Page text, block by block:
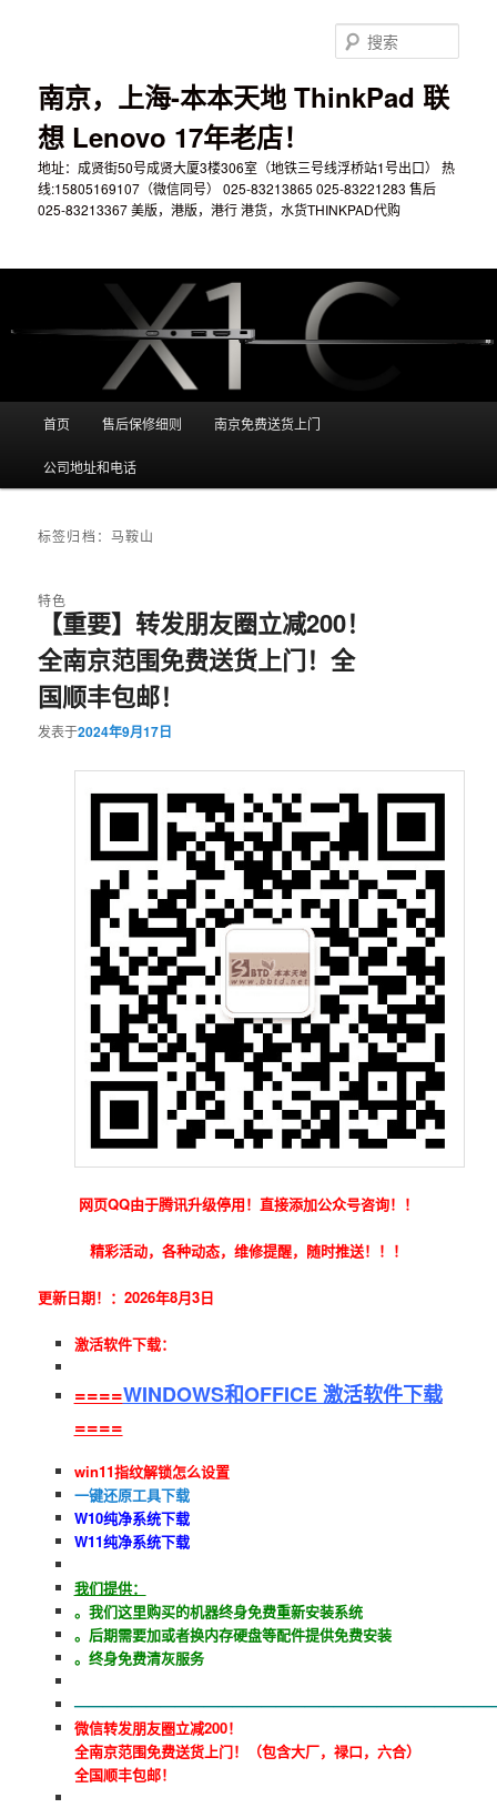
南京，上海-本本天地 ThinkPad 联
想 Lenovo 17年老店！
地址：成贤街50号成贤大厦3楼306室（地铁三号线浮桥站1号出口） 热
线:15805169107（微信同号） 025-83213865 025-83221283 售后
025-83213367 美版，港版，港行 港货，水货THINKPAD代购
索
跳至主内容区域
跳至副内容区域
首页 售后保修细则 南京免费送货上门
公司地址和电话
标签归档：马鞍山
【重要】转发朋友圈立减200！
全南京范围免费送货上门！全
国顺丰包邮！
特色
发表于2024年9月17日
网页QQ由于腾讯升级停用！直接添加公众号咨询！！
精彩活动，各种动态，维修提醒，随时推送！！！
更新日期！：2026年8月3日
激活软件下载：
====WINDOWS和OFFICE 激活软件下载
====
win11指纹解锁怎么设置
一键还原工具下载
W10纯净系统下载
W11纯净系统下载
我们提供：
。我们这里购买的机器终身免费重新安装系统
。后期需要加或者换内存硬盘等配件提供免费安装
。终身免费清灰服务
微信转发朋友圈立减200！
全南京范围免费送货上门！​（包含大厂，禄口，六合）
全国顺丰包邮！